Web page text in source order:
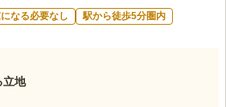
なる必要なし
駅から徒歩5分圏内
立地